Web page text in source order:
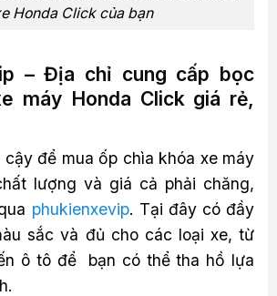
Honda Click của bạn
– Địa chỉ cung cấp bọc
máy Honda Click giá rẻ,
để mua ốp chìa khóa xe máy
lượng và giá cả phải chăng,
phukienxevip. Tại đây có đầy
sắc và đủ cho các loại xe, từ
ô tô để bạn có thể tha hồ lựa